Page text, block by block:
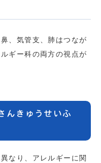
、気管支、肺はつなが
ギー科の両方の視点が
んきゅうせいふ
なり、アレルギーに関